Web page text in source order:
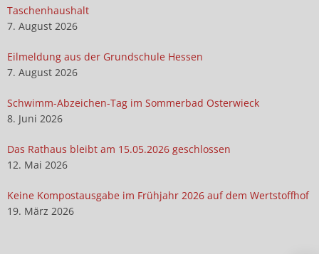
Taschenhaushalt
7. August 2026
Eilmeldung aus der Grundschule Hessen
7. August 2026
Schwimm-Abzeichen-Tag im Sommerbad Osterwieck
8. Juni 2026
Das Rathaus bleibt am 15.05.2026 geschlossen
12. Mai 2026
Keine Kompostausgabe im Frühjahr 2026 auf dem Wertstoffhof
19. März 2026